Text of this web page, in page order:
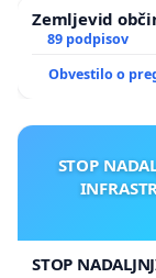
Zemljevid
89 podpisov
Obvestilo o
STOP
STOP